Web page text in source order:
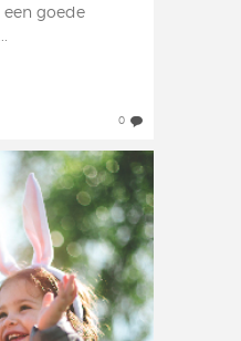
goede
0